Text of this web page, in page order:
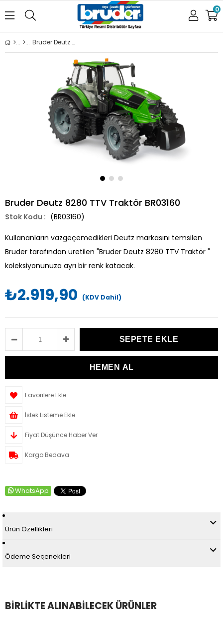
0
Bruder Deutz 8280 TTV Traktör BR03160
Bruder Deutz 8280 TTV Traktör BR03160
(BR03160)
Kullananların vazgeçemedikleri Deutz markasını temsilen
Bruder tarafından üretilen "Bruder Deutz 8280 TTV Traktör "
koleksiyonunuza ayrı bir renk katacak.
₺2.919,90 (KDV Dahil)
Favorilere Ekle
İstek Listeme Ekle
Fiyat Düşünce Haber Ver
Kargo Bedava
WhatsApp
Ürün Özellikleri
Ödeme Seçenekleri
BİRLİKTE ALINABİLECEK ÜRÜNLER